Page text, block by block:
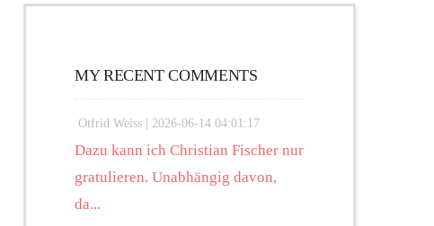
MY RECENT COMMENTS
Otfrid Weiss | 2026-06-14 04:01:17
Dazu kann ich Christian Fischer nur
gratulieren. Unabhängig davon,
da...